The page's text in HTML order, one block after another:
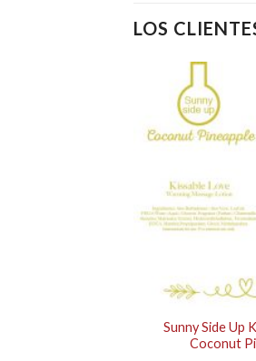
LOS
Sunny Side Up
Coconut